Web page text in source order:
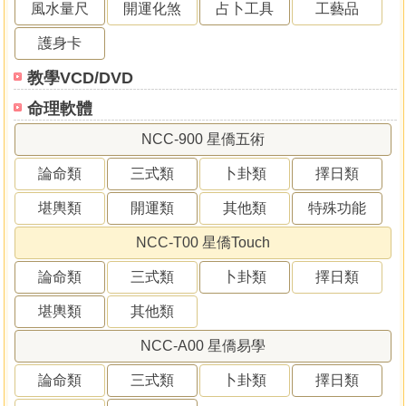
風水量尺 開運化煞 占卜工具 工藝品
護身卡
教學VCD/DVD
命理軟體
NCC-900 星僑五術
論命類 三式類 卜卦類 擇日類
堪輿類 開運類 其他類 特殊功能
NCC-T00 星僑Touch
論命類 三式類 卜卦類 擇日類
堪輿類 其他類
NCC-A00 星僑易學
論命類 三式類 卜卦類 擇日類